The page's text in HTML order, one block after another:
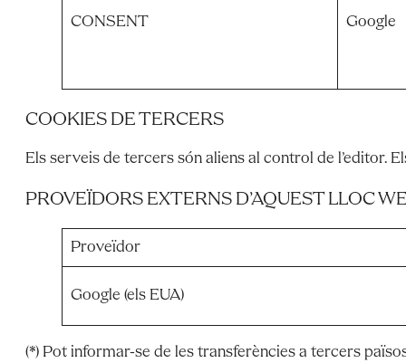
CONSENT Google
COOKIES DE TERCERS
Els serveis de tercers són aliens al control de l’editor.
PROVEÏDORS EXTERNS D’AQUEST LLOC
Proveïdor
Google (els EUA)
(*) Pot informar-se de les transferències a tercers